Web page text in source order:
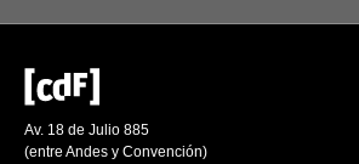
Av. 18 de Julio 885
(entre Andes y Convención)